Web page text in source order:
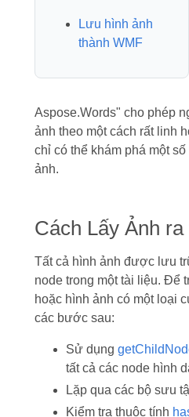
Lưu hình ảnh
thành WMF
Aspose.Words" cho phép
ảnh theo một cách rất linh
chỉ có thể khám phá một
ảnh.
Cách Lấy Ảnh
Tất cả hình ảnh được lưu
node trong một tài liệu. Để
hoặc hình ảnh có một loại
các bước sau:
Sử dụng
tất cả các node hình
Lặp qua các bộ sưu
Kiểm tra thuộc tính